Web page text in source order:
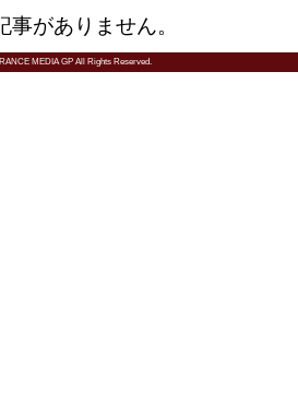
事がありません。
MEDIA GP All Rights Reserved.